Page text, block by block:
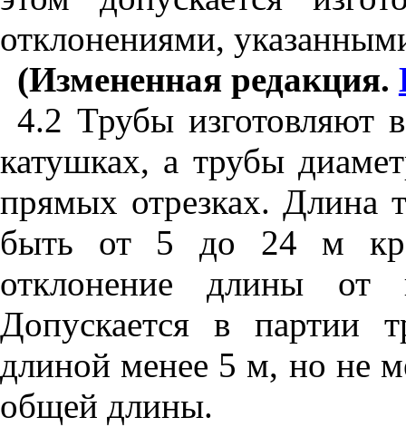
отклонениями,
(Измененная редакция.
4.2 Трубы изготовляют
катушках, а трубы
прямых отрезках. Длина
быть от 5 до 24 м
отклонение длины
Допускается в партии
длиной менее 5 м, но не
общей длины.